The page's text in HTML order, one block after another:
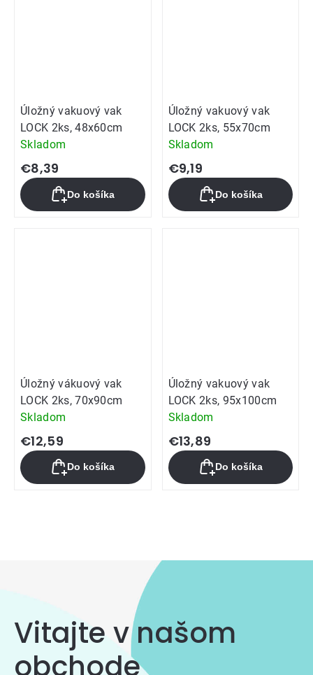
Úložný vakuový vak
LOCK 2ks, 48x60cm
Skladom
€8,39
Do košíka
Úložný vakuový vak
LOCK 2ks, 55x70cm
Skladom
€9,19
Do košíka
Úložný vákuový vak
LOCK 2ks, 70x90cm
Skladom
€12,59
Do košíka
Úložný vakuový vak
LOCK 2ks, 95x100cm
Skladom
€13,89
Do košíka
prvky
výpisu
Vitajte v našom
obchode